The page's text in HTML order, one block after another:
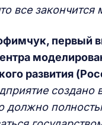
все закончится
первый
развития
создано
должно